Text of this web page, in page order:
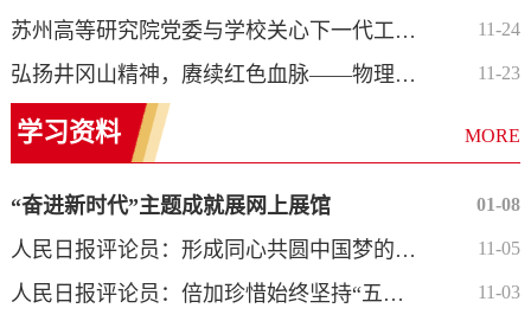
苏州高等研究院党委与学校关心下一代工作委员会、离退休干部党委... 11-24
弘扬井冈山精神，赓续红色血脉——物理学院党委赴井冈山开展党性... 11-23
学习资料 MORE
“奋进新时代”主题成就展网上展馆 01-08
人民日报评论员：形成同心共圆中国梦的强大合力 ... 11-05
人民日报评论员：倍加珍惜始终坚持“五个必由之... 11-03